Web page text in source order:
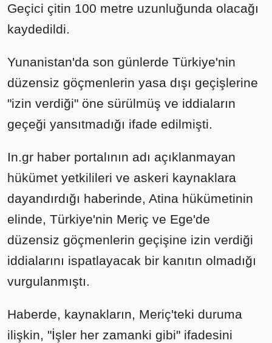
Geçici çitin 100 metre uzunluğunda olacağı
kaydedildi.
Yunanistan'da son günlerde Türkiye'nin
düzensiz göçmenlerin yasa dışı geçişlerine
"izin verdiği" öne sürülmüş ve iddiaların
geçeği yansıtmadığı ifade edilmişti.
In.gr haber portalının adı açıklanmayan
hükümet yetkilileri ve askeri kaynaklara
dayandırdığı haberinde, Atina hükümetinin
elinde, Türkiye'nin Meriç ve Ege'de
düzensiz göçmenlerin geçişine izin verdiği
iddialarını ispatlayacak bir kanıtın olmadığı
vurgulanmıştı.
Haberde, kaynakların, Meriç'teki duruma
ilişkin, "İşler her zamanki gibi" ifadesini